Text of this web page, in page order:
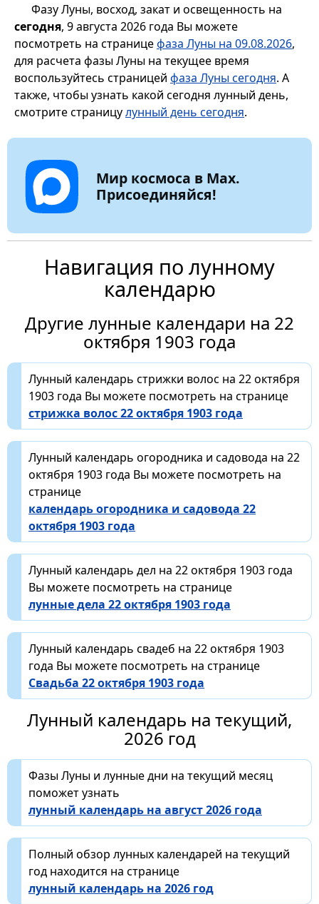
Фазу Луны, восход, закат и освещенность на
сегодня, 9 августа 2026 года Вы можете
посмотреть на страницефаза Луны на 09.08.2026,
для расчета фазы Луны на текущее время
воспользуйтесь страницей фаза Луны сегодня. А
также, чтобы узнать какой сегодня лунный день,
смотрите страницулунный день сегодня.
Мир космоса в Max.
Присоединяйся!
Навигация по лунному
календарю
Другие лунные календари на 22
октября 1903 года
Лунный календарь стрижки волос на 22 октября
1903 года Вы можете посмотреть на странице
стрижка волос 22 октября 1903 года
Лунный календарь огородника и садовода на 22
октября 1903 года Вы можете посмотреть на
странице
календарь огородника и садовода 22
октября 1903 года
Лунный календарь дел на 22 октября 1903 года
Вы можете посмотреть на странице
лунные дела 22 октября 1903 года
Лунный календарь свадеб на 22 октября 1903
года Вы можете посмотреть на странице
Свадьба 22 октября 1903 года
Лунный календарь на текущий,
2026 год
Фазы Луны и лунные дни на текущий месяц
поможет узнать
лунный календарь на август 2026 года
Полный обзор лунных календарей на текущий
год находится на странице
лунный календарь на 2026 год